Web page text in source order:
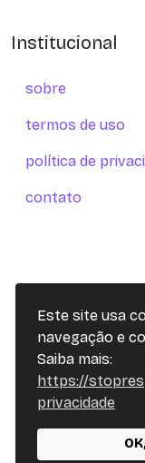
Este site usa
navegação e
Saiba mais:
https://
privacidade
Institucional
sobre
termos de uso
política de
contato